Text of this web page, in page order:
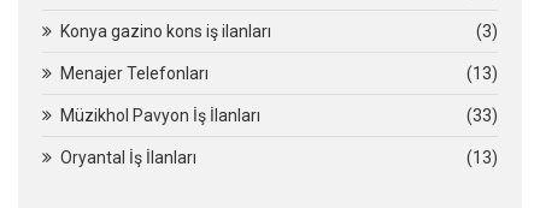
Konya gazino kons iş ilanları (3)
Menajer Telefonları (13)
Müzikhol Pavyon İş İlanları (33)
Oryantal İş İlanları (13)